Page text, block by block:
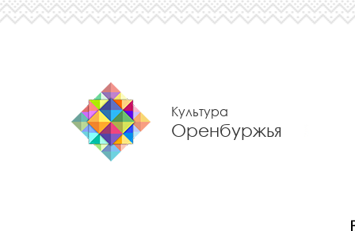
Культура
Оренбуржья